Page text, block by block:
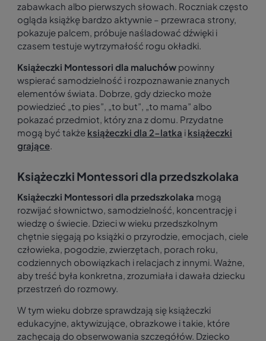
zabawkach albo pierwszych słowach. Roczniak często
ogląda książkę bardzo aktywnie – przewraca strony,
pokazuje palcem, próbuje naśladować dźwięki i
czasem testuje wytrzymałość rogu okładki.
Książeczki Montessori dla maluchów powinny
wspierać samodzielność i rozpoznawanie znanych
elementów świata. Dobrze, gdy dziecko może
powiedzieć „to pies”, „to but”, „to mama” albo
pokazać przedmiot, który zna z domu. Przydatne
mogą być także książeczki dla 2-latka i książeczki
grające.
Książeczki Montessori dla przedszkolaka
Książeczki Montessori dla przedszkolaka mogą
rozwijać słownictwo, samodzielność, koncentrację i
wiedzę o świecie. Dzieci w wieku przedszkolnym
chętnie sięgają po książki o przyrodzie, emocjach, ciele
człowieka, pogodzie, zwierzętach, porach roku,
codziennych obowiązkach i relacjach z innymi. Ważne,
aby treść była konkretna, zrozumiała i dawała dziecku
przestrzeń do rozmowy.
W tym wieku dobrze sprawdzają się książeczki
edukacyjne, aktywizujące, obrazkowe i takie, które
zachęcają do obserwowania szczegółów. Dziecko